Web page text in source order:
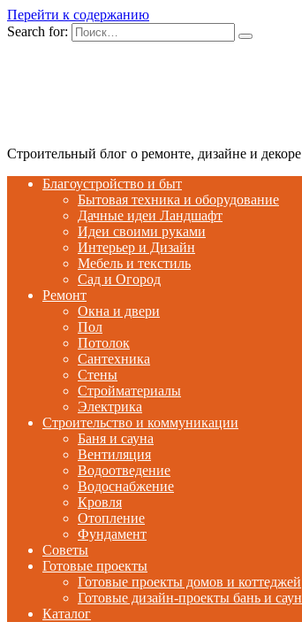
Перейти к содержанию
Search for:
Строительный блог о ремонте, дизайне и декоре
Благоустройство и быт
Бытовая техника и оборудование
Дачные идеи Ландшафт
Идеи своими руками
Интерьер и Дизайн
Мебель и текстиль
Сад и Огород
Ремонт
Окна и двери
Пол
Потолок
Сантехника
Стены
Стройматериалы
Электрика
Строительство и коммуникации
Баня и сауна
Вентиляция
Водоотведение
Водоснабжение
Кровля
Отопление
Фундамент
Советы
Готовые проекты
Готовые проекты домов и коттеджей
Готовые дизайн-проекты бань и саун
Каталог